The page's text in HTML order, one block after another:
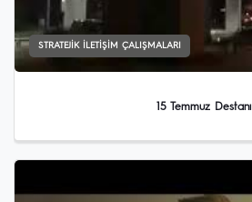
STRATEJIK İLETIŞIM ÇALIŞMALARI
15 Temmuz Destanı